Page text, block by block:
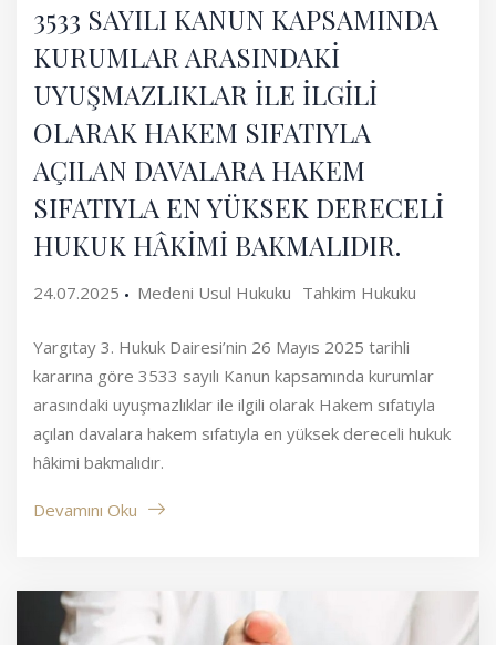
3533 SAYILI KANUN KAPSAMINDA
KURUMLAR ARASINDAKİ
UYUŞMAZLIKLAR İLE İLGİLİ
OLARAK HAKEM SIFATIYLA
AÇILAN DAVALARA HAKEM
SIFATIYLA EN YÜKSEK DERECELİ
HUKUK HÂKİMİ BAKMALIDIR.
24.07.2025 Medeni Usul Hukuku Tahkim Hukuku
Yargıtay 3. Hukuk Dairesi’nin 26 Mayıs 2025 tarihli
kararına göre 3533 sayılı Kanun kapsamında kurumlar
arasındaki uyuşmazlıklar ile ilgili olarak Hakem sıfatıyla
açılan davalara hakem sıfatıyla en yüksek dereceli hukuk
hâkimi bakmalıdır.
Devamını Oku